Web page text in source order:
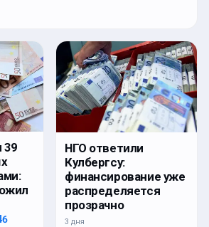
39
НГО ответили
Кулбергсу:
финансирование уже
распределяется
прозрачно
3 дня